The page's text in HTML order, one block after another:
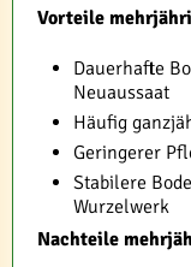
Vorteile
Dauerhafte
Neuaussaat
Häufig
Geringerer
Stabilere
Wurzelwerk
Nachteile